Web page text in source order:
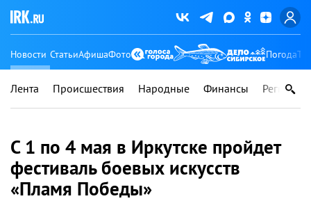
Новости СтатьиАфишаФото Погода
Лента Происшествия Народные Финансы Регионы
С 1 по 4 мая в Иркутске пройдет
фестиваль боевых искусств
«Пламя Победы»